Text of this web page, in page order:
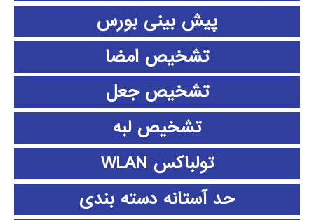
پیش بینی بورس
تشخیص امضا
تشخیص جعل
تشخیص لبه
تولباکس WLAN
حد آستانه دسته بندی